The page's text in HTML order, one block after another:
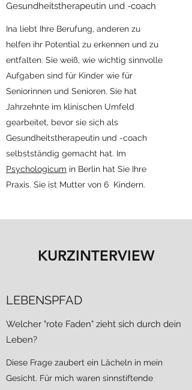
Gesundheitstherapeutin und -coach
Ina liebt Ihre Berufung, anderen zu
helfen ihr Potential zu erkennen und zu
entfalten. Sie weiß, wie wichtig sinnvolle
Aufgaben sind für Kinder wie für
Seniorinnen und Senioren. Sie hat
Jahrzehnte im klinischen Umfeld
gearbeitet, bevor sie sich als
Gesundheitstherapeutin und -coach
selbstständig gemacht hat. Im
Psychologicum in Berlin hat Sie Ihre
Praxis. Sie ist Mutter von 6 Kindern.
KURZINTERVIEW
LEBENSPFAD
Welcher "rote Faden" zieht sich durch dein
Leben?
Diese Frage zaubert ein Lächeln in mein
Gesicht. Für mich waren sinnstiftende